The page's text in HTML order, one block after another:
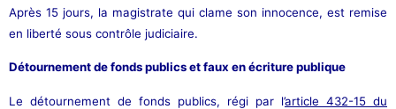
Après 15 jours, la magistrate qui clame son innocence, est remise
en liberté sous contrôle judiciaire.
Détournement de fonds publics et faux en écriture publique
Le détournement de fonds publics, régi par l’article 432-15 du